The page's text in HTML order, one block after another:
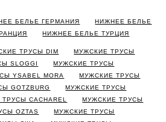
БЕЛЬЕ ГЕРМАНИЯ
НИЖНЕЕ БЕЛЬЕ
НИЖНЕЕ БЕЛЬЕ ТУРЦИЯ
ТРУСЫ DIM
МУЖСКИЕ ТРУСЫ
SLOGGI
МУЖСКИЕ ТРУСЫ
YSABEL MORA
МУЖСКИЕ ТРУСЫ
GOTZBURG
МУЖСКИЕ ТРУСЫ
CACHAREL
МУЖСКИЕ ТРУСЫ
OZTAS
МУЖСКИЕ ТРУСЫ